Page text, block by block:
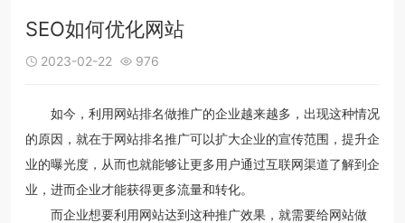
SEO如何优化网站
 2023-02-22  976
如今，利用网站排名做推广的企业越来越多，出现这种情况
的原因，就在于网站排名推广可以扩大企业的宣传范围，提升企
业的曝光度，从而也就能够让更多用户通过互联网渠道了解到企
业，进而企业才能获得更多流量和转化。
而企业想要利用网站达到这种推广效果，就需要给网站做